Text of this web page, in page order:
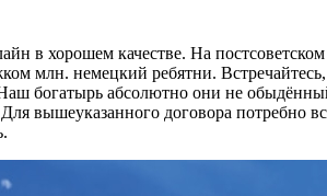
в хорошем качестве. На
млн. немецкий ребятни.
богатырь абсолютно они не
вышеуказанного договора потребно